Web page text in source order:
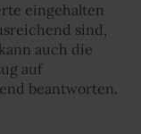
eingehalten
sind,
auch die
auf
beantworten.